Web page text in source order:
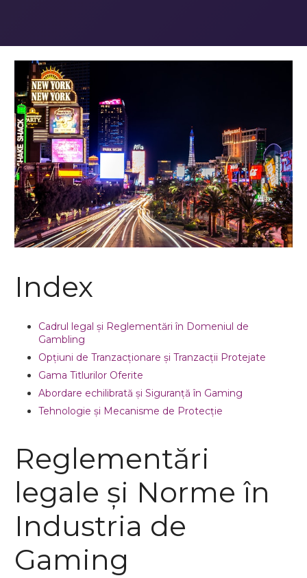
Index
Cadrul legal și Reglementări în Domeniul de
Gambling
Opțiuni de Tranzacționare și Tranzacții Protejate
Gama Titlurilor Oferite
Abordare echilibrată și Siguranță în Gaming
Tehnologie și Mecanisme de Protecție
Reglementări
legale și Norme în
Industria de
Gaming